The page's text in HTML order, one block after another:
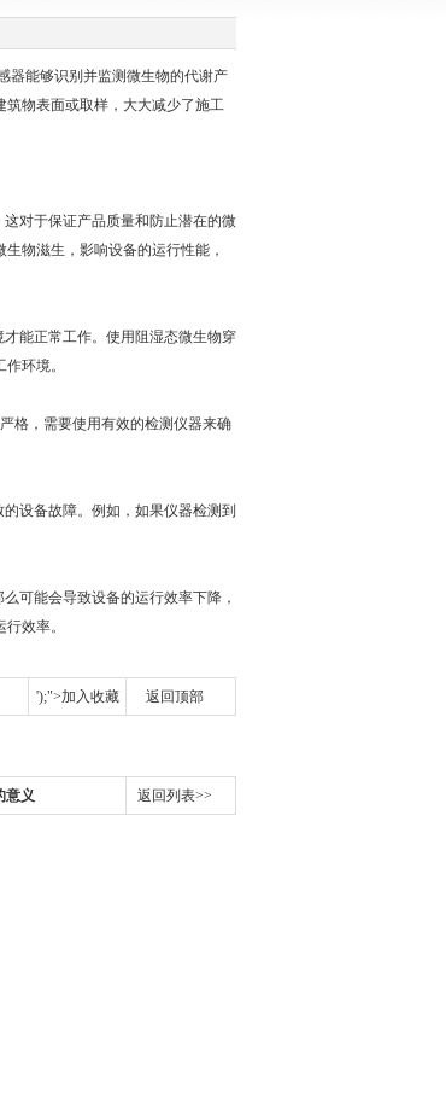
能够识别并监测微生物的代谢产
物表面或取样，大大减少了施工
对于保证产品质量和防止潜在的微
物滋生，影响设备的运行性能，
能正常工作。使用阻湿态微生物穿
环境。
格，需要使用有效的检测仪器来确
设备故障。例如，如果仪器检测到
可能会导致设备的运行效率下降，
效率。
返回顶部
');">加入收藏
意义 返回列表>>